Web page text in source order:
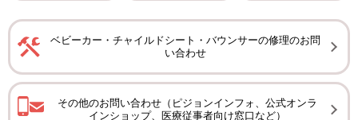
ベビーカー・チャイルドシート・バウンサーの修理のお問
い合わせ
その他のお問い合わせ（ピジョンインフォ、公式オンラ
インショップ、医療従事者向け窓口など）